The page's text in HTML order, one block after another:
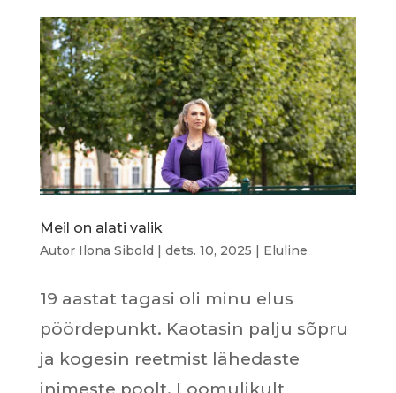
Meil on alati valik
Autor Ilona Sibold | dets. 10, 2025 | Eluline
19 aastat tagasi oli minu elus
pöördepunkt. Kaotasin palju sõpru
ja kogesin reetmist lähedaste